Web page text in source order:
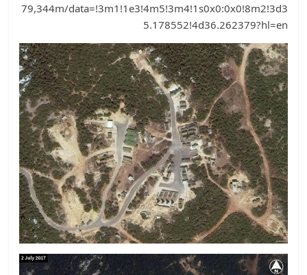
79,344m/data=!3m1!1e3!4m5!3m4!1s0x0:0x0!8m2!3d3
5.178552!4d36.262379?hl=en